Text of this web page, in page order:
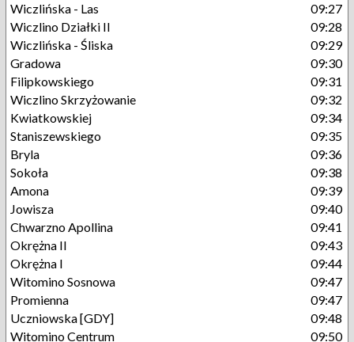
Wiczlińska - Las
09:27
Wiczlino Działki II
09:28
Wiczlińska - Śliska
09:29
Gradowa
09:30
Filipkowskiego
09:31
Wiczlino Skrzyżowanie
09:32
Kwiatkowskiej
09:34
Staniszewskiego
09:35
Bryla
09:36
Sokoła
09:38
Amona
09:39
Jowisza
09:40
Chwarzno Apollina
09:41
Okrężna II
09:43
Okrężna I
09:44
Witomino Sosnowa
09:47
Promienna
09:47
Uczniowska [GDY]
09:48
Witomino Centrum
09:50